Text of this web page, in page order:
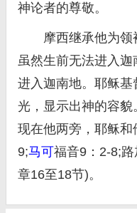
神论者的尊敬。
摩西继承他为领
虽然生前无法进入
进入迦南地。耶稣
光，显示出神的容
现在他两旁，耶稣
9;马可福音9：2-8;
章16至18节)。